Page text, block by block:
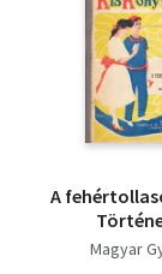
A
Magyar